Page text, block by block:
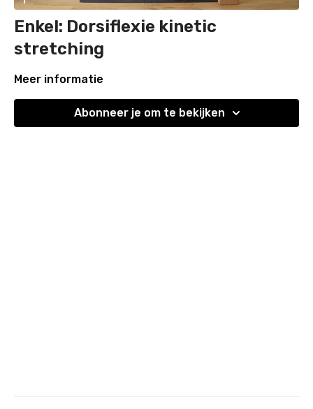
Enkel: Dorsiflexie kinetic
stretching
Meer informatie
Abonneer je om te bekijken